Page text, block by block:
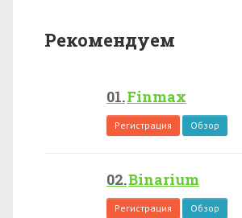
Рекомендуем
Finmax
Регистрация Обзор
Binarium
Регистрация Обзор